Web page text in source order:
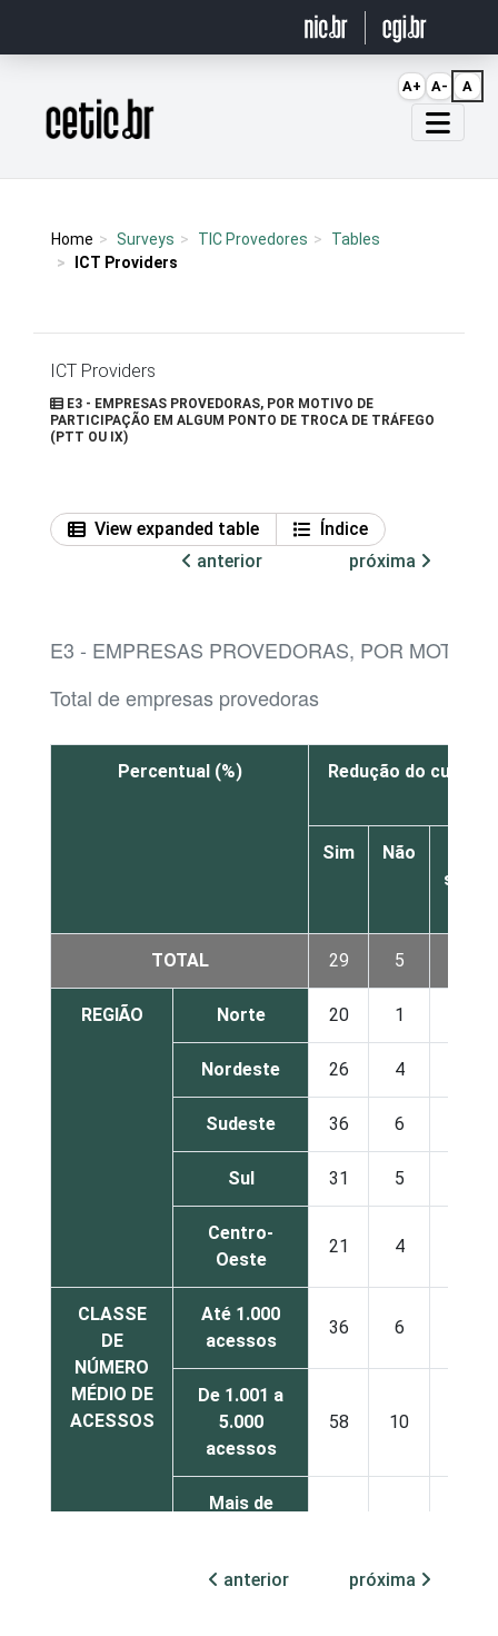
Página inicial
Home Surveys TIC Provedores
Tables
ICT Providers
ICT Providers
E3 - EMPRESAS PROVEDORAS, POR MOTIVO DE
PARTICIPAÇÃO EM ALGUM PONTO DE TROCA DE TRÁFEGO
(PTT OU IX)
View expanded table
Índice
anterior
próxima
E3 - EMPRESAS PROVEDORAS, POR
Total de empresas provedoras
Percentual (%) Redução do custo
Sim Não
sabe
TOTAL 29 5
REGIÃO Norte 20 1
Nordeste 26 4
Sudeste 36 6
Sul 31 5
Centro-
Oeste
21 4
CLASSE
DE
NÚMERO
MÉDIO DE
ACESSOS
Até 1.000
acessos
36 6
De 1.001 a
5.000
acessos
58 10
Mais de
anterior próxima
A+ A- A